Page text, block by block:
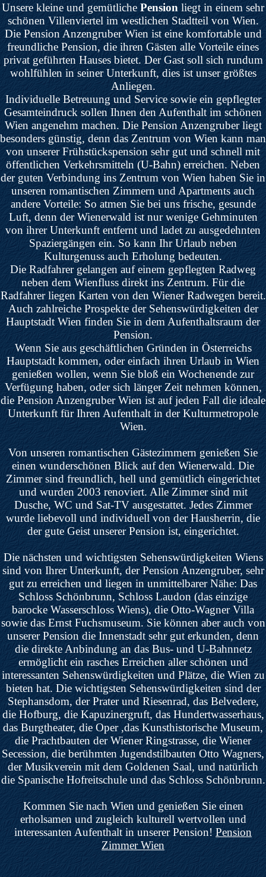
Unsere kleine und gemütliche Pension liegt in einem sehr
schönen Villenviertel im westlichen Stadtteil von Wien.
Die Pension Anzengruber Wien ist eine komfortable und
freundliche Pension, die ihren Gästen alle Vorteile eines
privat geführten Hauses bietet. Der Gast soll sich rundum
wohlfühlen in seiner Unterkunft, dies ist unser größtes
Anliegen.
Individuelle Betreuung und Service sowie ein gepflegter
Gesamteindruck sollen Ihnen den Aufenthalt im schönen
Wien angenehm machen. Die Pension Anzengruber liegt
besonders günstig, denn das Zentrum von Wien kann man
von unserer Frühstückspension sehr gut und schnell mit
öffentlichen Verkehrsmitteln (U-Bahn) erreichen. Neben
der guten Verbindung ins Zentrum von Wien haben Sie in
unseren romantischen Zimmern und Apartments auch
andere Vorteile: So atmen Sie bei uns frische, gesunde
Luft, denn der Wienerwald ist nur wenige Gehminuten
von ihrer Unterkunft entfernt und ladet zu ausgedehnten
Spaziergängen ein. So kann Ihr Urlaub neben
Kulturgenuss auch Erholung bedeuten.
Die Radfahrer gelangen auf einem gepflegten Radweg
neben dem Wienfluss direkt ins Zentrum. Für die
Radfahrer liegen Karten von den Wiener Radwegen bereit.
Auch zahlreiche Prospekte der Sehenswürdigkeiten der
Hauptstadt Wien finden Sie in dem Aufenthaltsraum der
Pension.
Wenn Sie aus geschäftlichen Gründen in Österreichs
Hauptstadt kommen, oder einfach ihren Urlaub in Wien
genießen wollen, wenn Sie bloß ein Wochenende zur
Verfügung haben, oder sich länger Zeit nehmen können,
die Pension Anzengruber Wien ist auf jeden Fall die ideale
Unterkunft für Ihren Aufenthalt in der Kulturmetropole
Wien.
Von unseren romantischen Gästezimmern genießen Sie
einen wunderschönen Blick auf den Wienerwald. Die
Zimmer sind freundlich, hell und gemütlich eingerichtet
und wurden 2003 renoviert. Alle Zimmer sind mit
Dusche, WC und Sat-TV ausgestattet. Jedes Zimmer
wurde liebevoll und individuell von der Hausherrin, die
der gute Geist unserer Pension ist, eingerichtet.
Die nächsten und wichtigsten Sehenswürdigkeiten Wiens
sind von Ihrer Unterkunft, der Pension Anzengruber, sehr
gut zu erreichen und liegen in unmittelbarer Nähe: Das
Schloss Schönbrunn, Schloss Laudon (das einzige
barocke Wasserschloss Wiens), die Otto-Wagner Villa
sowie das Ernst Fuchsmuseum. Sie können aber auch von
unserer Pension die Innenstadt sehr gut erkunden, denn
die direkte Anbindung an das Bus- und U-Bahnnetz
ermöglicht ein rasches Erreichen aller schönen und
interessanten Sehenswürdigkeiten und Plätze, die Wien zu
bieten hat. Die wichtigsten Sehenswürdigkeiten sind der
Stephansdom, der Prater und Riesenrad, das Belvedere,
die Hofburg, die Kapuzinergruft, das Hundertwasserhaus,
das Burgtheater, die Oper ,das Kunsthistorische Museum,
die Prachtbauten der Wiener Ringstrasse, die Wiener
Secession, die berühmten Jugendstilbauten Otto Wagners,
der Musikverein mit dem Goldenen Saal, und natürlich
die Spanische Hofreitschule und das Schloss Schönbrunn.
Kommen Sie nach Wien und genießen Sie einen
erholsamen und zugleich kulturell wertvollen und
interessanten Aufenthalt in unserer Pension! Pension
Zimmer Wien